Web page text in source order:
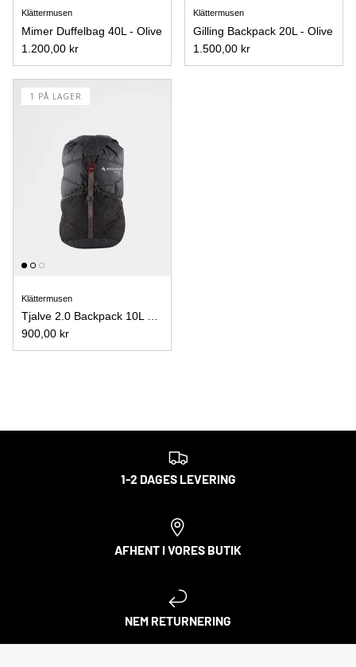
Klättermusen
Mimer Duffelbag 40L - Olive
1.200,00 kr
Klättermusen
Gilling Backpack 20L - Olive
1.500,00 kr
1 PÅ LAGER
Klättermusen
Tjalve 2.0 Backpack 10L Raven
900,00 kr
1-2 DAGES LEVERING
AFHENT I VORES BUTIK
NEM RETURNERING